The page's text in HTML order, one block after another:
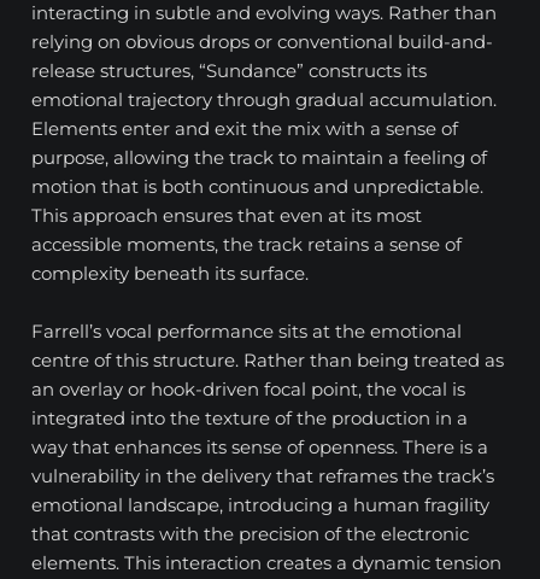
interacting in subtle and evolving ways. Rather than
relying on obvious drops or conventional build-and-
release structures, “Sundance” constructs its
emotional trajectory through gradual accumulation.
Elements enter and exit the mix with a sense of
purpose, allowing the track to maintain a feeling of
motion that is both continuous and unpredictable.
This approach ensures that even at its most
accessible moments, the track retains a sense of
complexity beneath its surface.
Farrell’s vocal performance sits at the emotional
centre of this structure. Rather than being treated as
an overlay or hook-driven focal point, the vocal is
integrated into the texture of the production in a
way that enhances its sense of openness. There is a
vulnerability in the delivery that reframes the track’s
emotional landscape, introducing a human fragility
that contrasts with the precision of the electronic
elements. This interaction creates a dynamic tension